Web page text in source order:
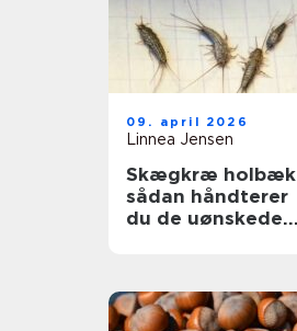
09. april 2026
Linnea Jensen
Skægkræ holbæk
sådan håndterer
du de uønskede